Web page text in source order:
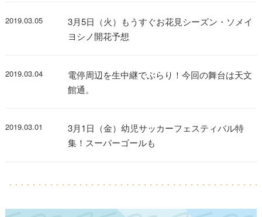
2019.03.05
3月5日（火）もうすぐお花見シーズン・ソメイ
ヨシノ開花予想
2019.03.04
電停周辺を生中継でぶらり！今回の舞台は天文
館通。
2019.03.01
3月1日（金）幼児サッカーフェスティバル特
集！スーパーゴールも